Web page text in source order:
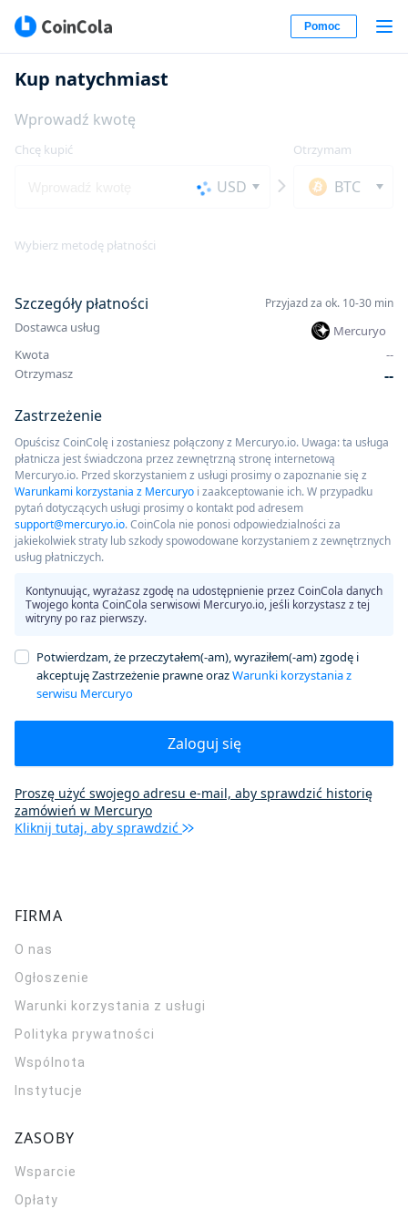
Pomoc
Kup natychmiast
Wprowadź kwotę
Chcę kupić
USD
Otrzymam
BTC
Wybierz metodę płatności
Szczegóły płatności Przyjazd za ok. 10-30 min
Dostawca usług
Mercuryo
Kwota
--
Otrzymasz
--
Zastrzeżenie
Opuścisz CoinColę i zostaniesz połączony z Mercuryo.io. Uwaga: ta usługa
płatnicza jest świadczona przez zewnętrzną stronę internetową
Mercuryo.io. Przed skorzystaniem z usługi prosimy o zapoznanie się z
Warunkami korzystania z Mercuryo i zaakceptowanie ich. W przypadku
pytań dotyczących usługi prosimy o kontakt pod adresem
support@mercuryo.io. CoinCola nie ponosi odpowiedzialności za
jakiekolwiek straty lub szkody spowodowane korzystaniem z zewnętrznych
usług płatniczych.
Kontynuując, wyrażasz zgodę na udostępnienie przez CoinCola danych
Twojego konta CoinCola serwisowi Mercuryo.io, jeśli korzystasz z tej
witryny po raz pierwszy.
Potwierdzam, że przeczytałem(-am), wyraziłem(-am) zgodę i
akceptuję Zastrzeżenie prawne orazWarunki korzystania z
serwisu Mercuryo
Zaloguj się
Proszę użyć swojego adresu e-mail, aby sprawdzić historię
zamówień w Mercuryo
Kliknij tutaj, aby sprawdzić
FIRMA
O nas
Ogłoszenie
Warunki korzystania z usługi
Polityka prywatności
Wspólnota
Instytucje
ZASOBY
Wsparcie
Opłaty